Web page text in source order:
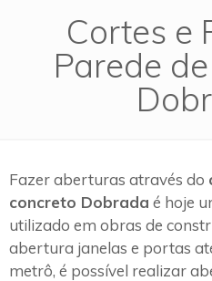
Cortes e
Parede
Fazer aberturas através do
concreto Dobrada é hoje
utilizado em obras de
abertura janelas e portas
metrô, é possível realizar